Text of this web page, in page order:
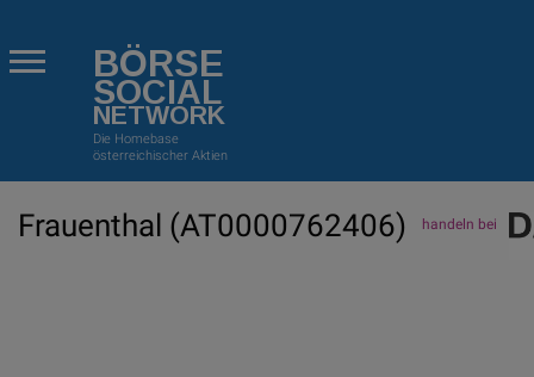
BÖRSE
SOCIAL
NETWORK
Die Homebase
österreichischer Aktien
Frauenthal (AT0000762406) handeln bei